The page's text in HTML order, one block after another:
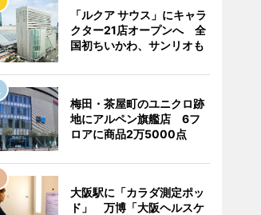
「ルクア サウス」にキャラ
クター21店オープンへ 全
国初ちいかわ、サンリオも
梅田・茶屋町のユニクロ跡
地にアルペン旗艦店 6フ
ロアに商品2万5000点
大阪駅に「カラダ測定ポッ
ド」 万博「大阪ヘルスケ